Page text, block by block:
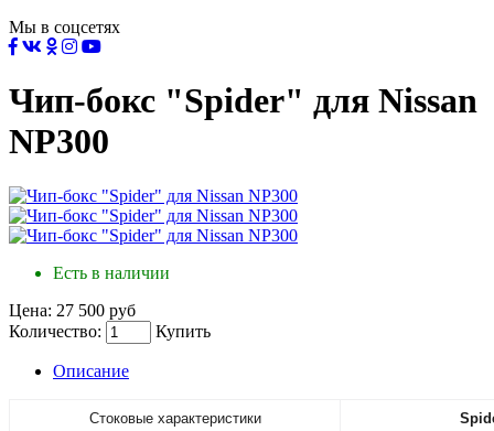
Мы в соцсетях
Чип-бокс "Spider" для Nissan
NP300
Есть в наличии
Цена: 27 500 руб
Количество:
Купить
Описание
Стоковые характеристики